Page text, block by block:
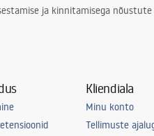
ja kinnitamisega
Kliendiala
Minu konto
Tellimuste